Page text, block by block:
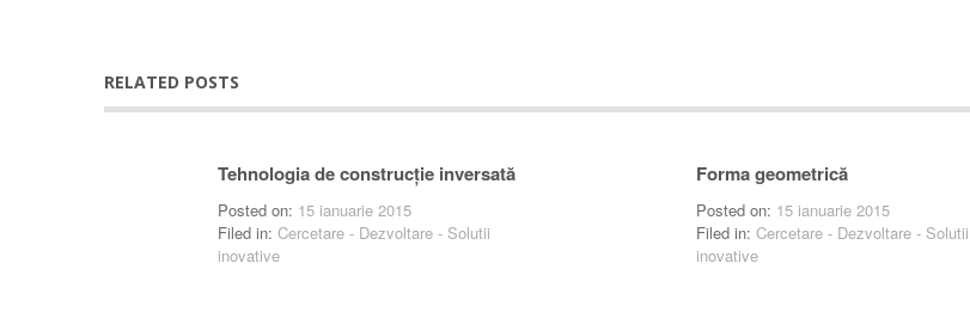
RELATED POSTS
Tehnologia de construcție inversată
Posted on: 15 ianuarie 2015
Filed in: Cercetare - Dezvoltare - Solutii
inovative
Forma geometrică
Posted on: 15 ianuarie 2015
Filed in: Cercetare - Dezvoltare - Solutii
inovative